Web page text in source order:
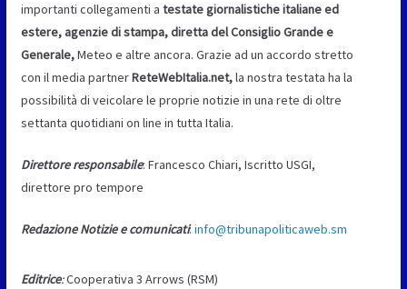
importanti collegamenti a testate giornalistiche italiane ed
estere, agenzie di stampa, diretta del Consiglio Grande e
Generale,Meteo e altre ancora. Grazie ad un accordo stretto
con il media partnerReteWebItalia.net,la nostra testata ha la
possibilità di veicolare le proprie notizie in una rete di oltre
settanta quotidiani on line in tutta Italia.
Direttore responsabile: Francesco Chiari, Iscritto USGI,
direttore pro tempore
Redazione Notizie e comunicati:info@tribunapoliticaweb.sm
Editrice:Cooperativa 3 Arrows (RSM)